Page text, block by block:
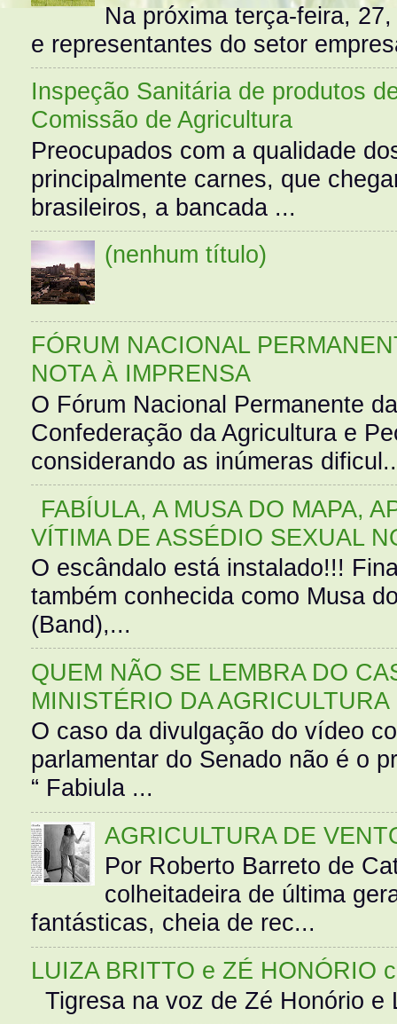
Na próxima terça-feira,
e representantes do setor
Inspeção Sanitária de produtos
Comissão de Agricultura
Preocupados com a qualidade
principalmente carnes, que
brasileiros, a bancada ...
(nenhum título)
FÓRUM NACIONAL
NOTA À IMPRENSA
O Fórum Nacional Permanente
Confederação da Agricultura e
considerando as inúmeras
FABÍULA, A MUSA DO MAPA,
VÍTIMA DE ASSÉDIO SEXUAL
O escândalo está instalado!!!
também conhecida como Musa
(Band),...
QUEM NÃO SE LEMBRA DO
MINISTÉRIO DA AGRICULTURA
O caso da divulgação do vídeo
parlamentar do Senado não é o
“ Fabiula ...
AGRICULTURA DE
Por Roberto Barreto de
colheitadeira de última
fantásticas, cheia de rec...
LUIZA BRITTO e ZÉ HONÓRIO
Tigresa na voz de Zé Honório